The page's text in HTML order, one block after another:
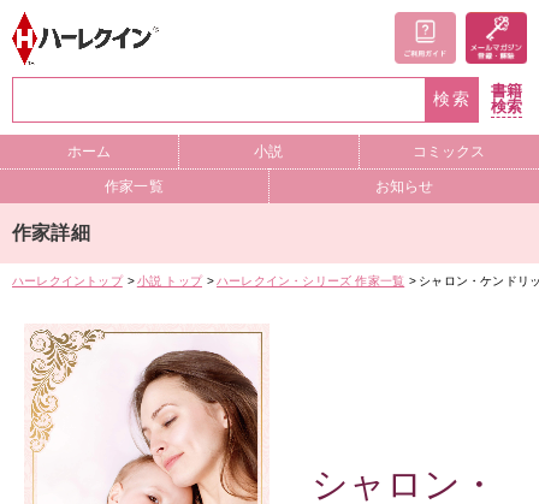
検索
書籍
検索
ホーム 小説 コミックス
作家一覧 お知らせ
作家詳細
ハーレクイントップ 小説 トップ ハーレクイン・シリーズ 作家一覧 シャロン・ケンドリ
シャロン・